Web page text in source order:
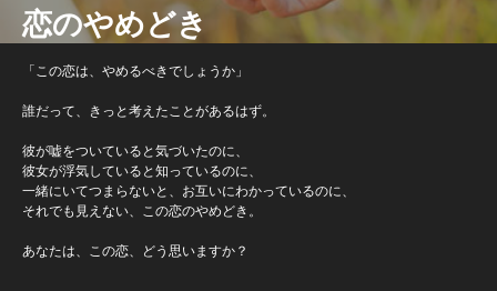
恋のやめどき
「この恋は、やめるべきでしょうか」
誰だって、きっと考えたことがあるはず。
彼が嘘をついていると気づいたのに、
彼女が浮気していると知っているのに、
一緒にいてつまらないと、お互いにわかっているのに、
それでも見えない、この恋のやめどき。
あなたは、この恋、どう思いますか？